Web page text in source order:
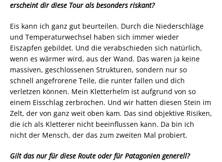
erscheint dir diese Tour als besonders riskant?
Eis kann ich ganz gut beurteilen. Durch die Niederschläge
und Temperaturwechsel haben sich immer wieder
Eiszapfen gebildet. Und die verabschieden sich natürlich,
wenn es wärmer wird, aus der Wand. Das waren ja keine
massiven, geschlossenen Strukturen, sondern nur so
schnell angefrorene Teile, die runter fallen und dich
verletzen können. Mein Kletterhelm ist aufgrund von so
einem Eisschlag zerbrochen. Und wir hatten diesen Stein im
Zelt, der von ganz weit oben kam. Das sind objektive Risiken,
die ich als Kletterer nicht beeinflussen kann. Da bin ich
nicht der Mensch, der das zum zweiten Mal probiert.
Gilt das nur für diese Route oder für Patagonien generell?